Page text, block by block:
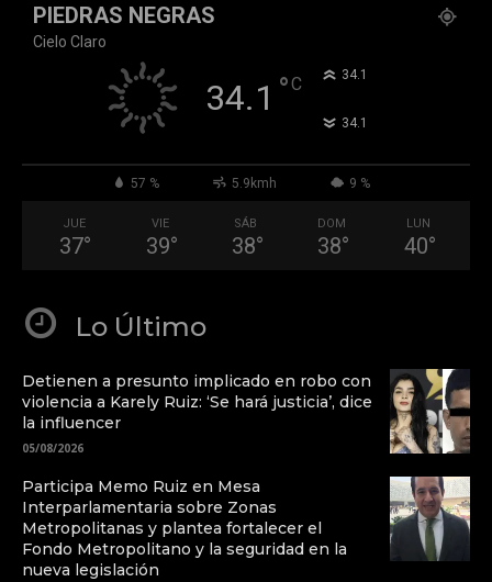
PIEDRAS NEGRAS
Cielo Claro
34.1 °C 34.1
34.1
57 % 5.9kmh 9 %
JUE
37°
VIE
39°
SÁB
38°
DOM
38°
LUN
40°
Lo Último
Detienen a presunto implicado en robo con
violencia a Karely Ruiz: ‘Se hará justicia’, dice
la influencer
05/08/2026
Participa Memo Ruiz en Mesa
Interparlamentaria sobre Zonas
Metropolitanas y plantea fortalecer el
Fondo Metropolitano y la seguridad en la
nueva legislación